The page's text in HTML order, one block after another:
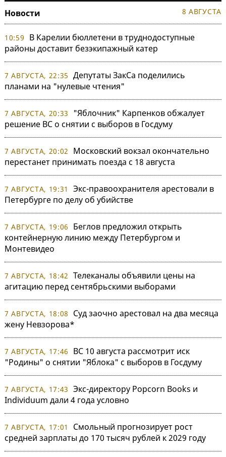
Новости 8 АВГУСТА
10:59
В Карелии бюллетени в труднодоступные
районы доставит безэкипажный катер
7 АВГУСТА, 22:35 Депутаты ЗакСа поделились
планами на "нулевые чтения"
7 АВГУСТА, 20:33
"Яблочник" Карпенков обжалует
решение ВС о снятии с выборов в Госдуму
7 АВГУСТА, 20:02
Московский вокзал окончательно
перестанет принимать поезда с 18 августа
7 АВГУСТА, 19:31
Экс-правоохранителя арестовали в
Петербурге по делу об убийстве
7 АВГУСТА, 19:06
Беглов предложил открыть
контейнерную линию между Петербургом и
Монтевидео
7 АВГУСТА, 18:42 Телеканалы объявили цены на
агитацию перед сентябрьскими выборами
7 АВГУСТА, 18:08
Суд заочно арестовал на два месяца
жену Невзорова*
7 АВГУСТА, 17:46
ВС 10 августа рассмотрит иск
"Родины" о снятии "Яблока" с выборов в Госдуму
7 АВГУСТА, 17:43 Экс-директору Popcorn Books и
Individuum дали 4 года условно
7 АВГУСТА, 17:01
Смольный прогнозирует рост
средней зарплаты до 170 тысяч рублей к 2029 году